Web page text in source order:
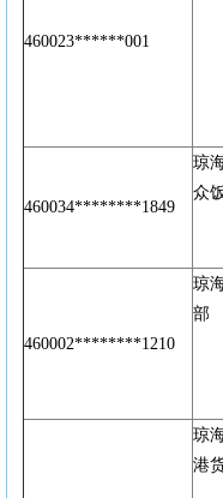
460023******001
460034********1849
琼
众
460002********1210
琼
部
琼
港